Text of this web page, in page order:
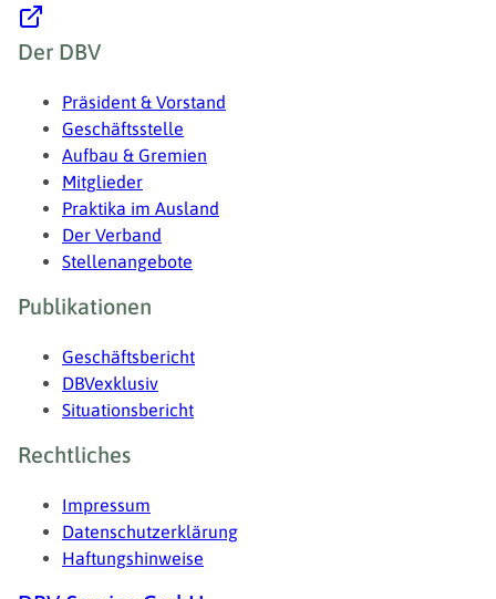
Fußzeile
Der DBV
Präsident & Vorstand
Geschäftsstelle
Aufbau & Gremien
Mitglieder
Praktika im Ausland
Der Verband
Stellenangebote
Publikationen
Geschäftsbericht
DBVexklusiv
Situationsbericht
Rechtliches
Impressum
Datenschutzerklärung
Haftungshinweise